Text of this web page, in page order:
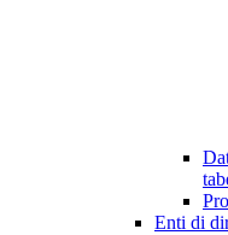
Enti di